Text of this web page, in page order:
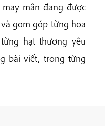
mắn đang được
gom góp từng hoa
hạt thương yêu
bài viết, trong từng